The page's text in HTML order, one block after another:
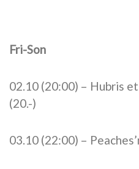
Fri-Son
02.10 (20:00) – Hubris
(20.-)
03.10 (22:00) –